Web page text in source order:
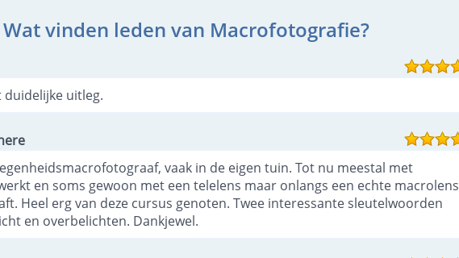
Wat vinden leden van Macrofotografie?
uitleg.
vaak in de eigen tuin. Tot nu meestal met
en soms gewoon met een telelens maar onlangs een echte macrolens
Heel erg van deze cursus genoten. Twee interessante sleutelwoorden
en overbelichten. Dankjewel.